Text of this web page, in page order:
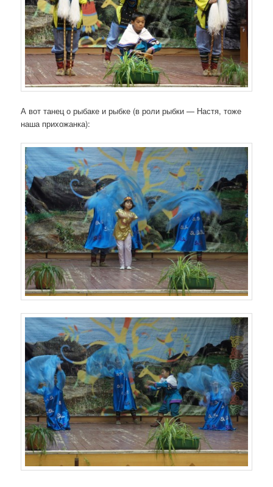
А вот танец о рыбаке и рыбке (в роли рыбки — Настя, тоже
наша прихожанка):